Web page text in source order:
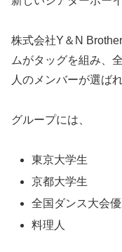
株式会社Y＆N
ムがタッグを組み、
人のメンバーが選ば
グループには、
東京大学生
京都大学生
全国ダンス大会
料理人